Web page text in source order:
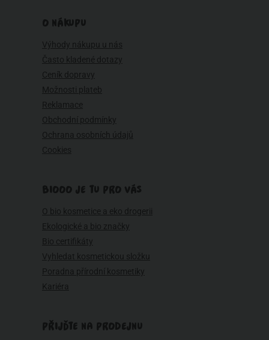
O NÁKUPU
Výhody nákupu u nás
Často kladené dotazy
Ceník dopravy
Možnosti plateb
Reklamace
Obchodní podmínky
Ochrana osobních údajů
Cookies
BIOOO JE TU PRO VÁS
O bio kosmetice a eko drogerii
Ekologické a bio značky
Bio certifikáty
Vyhledat kosmetickou složku
Poradna přírodní kosmetiky
Kariéra
PŘIJĎTE NA PRODEJNU